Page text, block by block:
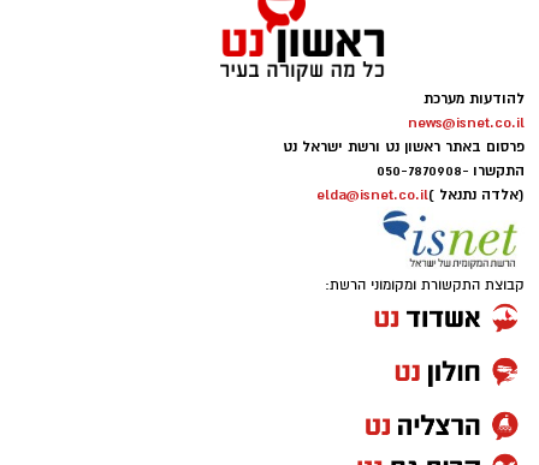
להודעות מערכת
news@isnet.co.il
פרסום באתר ראשון נט ורשת ישראל נט
התקשרו -050-7870908
(אלדה נתנאל )elda@isnet.co.il
קבוצת התקשורת ומקומוני הרשת: